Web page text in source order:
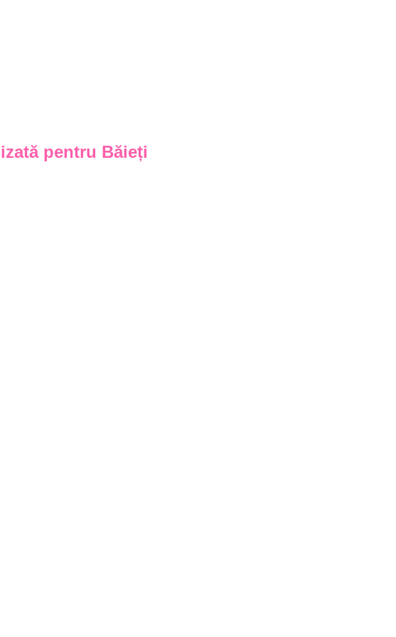
pentru Băieți